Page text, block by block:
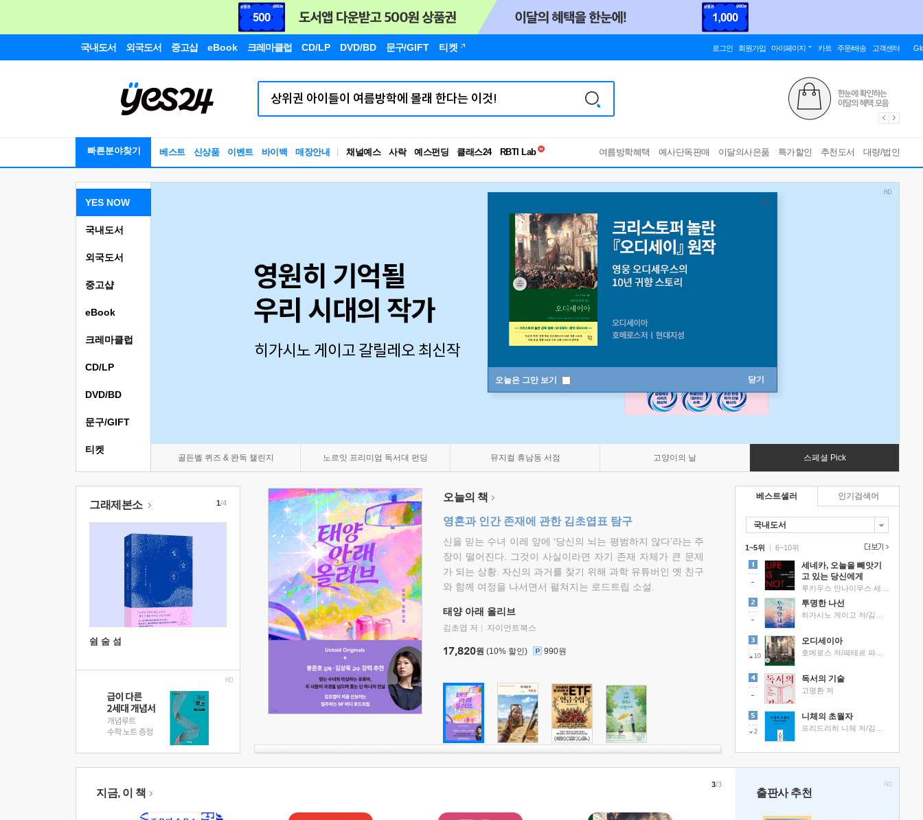
국내도서 외국도서 중고샵 eBook 크레마클럽 CD/LP DVD/BD 문구/GIFT 티켓 로그인 회원가입 마이페이지 카트 주문/배송 고객센터
빠른분야찾기 베스트 신상품 이벤트 바이백 매장안내 채널예스 사락 예스펀딩 클래스24
독서유형검사
여름방학혜택 예사단독판매 이달의사은품 특가할인 추천도서 대량/법인
오늘은 그만 보기 닫기
YES NOW
골든벨 퀴즈 & 완독 챌린지 노르잇 프리미엄 독서대 펀딩 뮤지컬 휴남동 서점 고양이의 날 스페셜 Pick
국내도서
외국도서
중고샵
eBook
크레마클럽
CD/LP
DVD/BD
문구/GIFT
티켓
그래제본소
쉼 숨 섬
1/4 오늘의 책
영혼과 인간 존재에 관한 김초엽표 탐구
신을 믿는 수녀 이레 앞에 ‘당신의 뇌는 평범하지 않다’라는 주
장이 떨어진다. 그것이 사실이라면 자기 존재 자체가 큰 문제
가 되는 상황. 자신의 과거를 찾기 위해 과학 유튜버인 옛 친구
와 함께 여정을 나서면서 펼쳐지는 로드트립 소설.
태양 아래 올리브
김초엽 저 자이언트북스
17,820원 (10% 할인) 990원
베스트셀러
국내도서
1~5위 |
세네카, 오늘을 빼앗기
고 있는 당신에게
투명한 나선
10
오디세이아
독서의 기술
고명환 저
2
니체의 초월자
6~10위
인기검색어
지금, 이 책
3/3
출판사 추천